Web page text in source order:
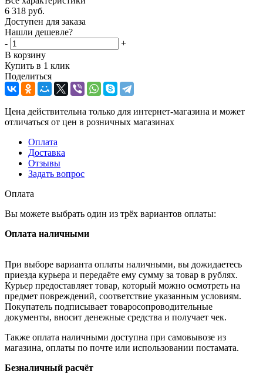
6 318 руб.
Доступен для заказа
Нашли дешевле?
-
+
В корзину
Купить в 1 клик
Поделиться
Цена действительна только для интернет-магазина и может
отличаться от цен в розничных магазинах
Оплата
Доставка
Отзывы
Задать вопрос
Оплата
Вы можете выбрать один из трёх вариантов оплаты:
Оплата наличными
При выборе варианта оплаты наличными, вы дожидаетесь
приезда курьера и передаёте ему сумму за товар в рублях.
Курьер предоставляет товар, который можно осмотреть на
предмет повреждений, соответствие указанным условиям.
Покупатель подписывает товаросопроводительные
документы, вносит денежные средства и получает чек.
Также оплата наличными доступна при самовывозе из
магазина, оплаты по почте или использовании постамата.
Безналичный расчёт